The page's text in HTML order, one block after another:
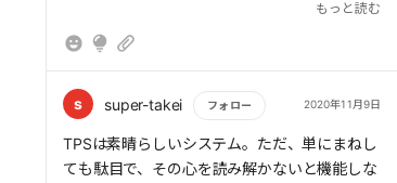
こと。それでもこれを忠実に実践できるかでき
結果を出せているかどうかの差に表れているの
もっと読む
s super-takei フォロー 2020年11月9日
もっと読む
TPSは素晴らしいシステム。ただ、単にまねし
ても駄目で、その心を読み解かないと機能しな